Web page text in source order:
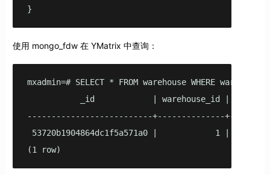
}
使用 mongo_fdw 在 YMatrix 中查询：
mxadmin=# SELECT * FROM warehouse WHERE
_id            | warehouse_id |
--------------------------+--------------
53720b1904864dc1f5a571a0 |            1 | UPS
(1 row)